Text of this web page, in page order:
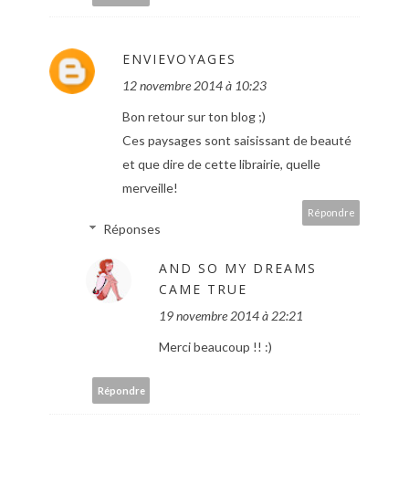
ENVIEVOYAGES
12 novembre 2014 à 10:23
Bon retour sur ton blog ;)
Ces paysages sont saisissant de beauté
et que dire de cette librairie, quelle
merveille!
Répondre
Réponses
AND SO MY DREAMS
CAME TRUE
19 novembre 2014 à 22:21
Merci beaucoup !! :)
Répondre